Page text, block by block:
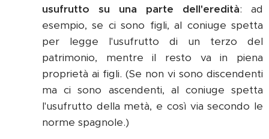
usufrutto su una parte dell'eredità: ad
esempio, se ci sono figli, al coniuge spetta
per legge l'usufrutto di un terzo del
patrimonio, mentre il resto va in piena
proprietà ai figli. (Se non vi sono discendenti
ma ci sono ascendenti, al coniuge spetta
l'usufrutto della metà, e così via secondo le
norme spagnole.)